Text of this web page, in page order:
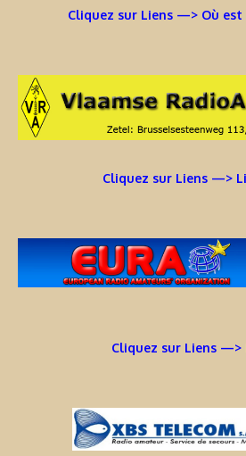
Cliquez sur Liens —> Où est
Cliquez sur Liens —>
Cliquez sur Liens —>